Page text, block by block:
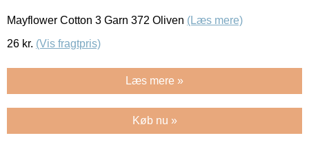
Mayflower Cotton 3 Garn 372 Oliven (Læs mere)
26 kr. (Vis fragtpris)
Læs mere »
Køb nu »